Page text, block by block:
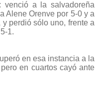
venció a la salvadoreña
Alene Orenve por 5-0 y a
perdió sólo uno, frente a
1.
en esa instancia a la
en cuartos cayó ante